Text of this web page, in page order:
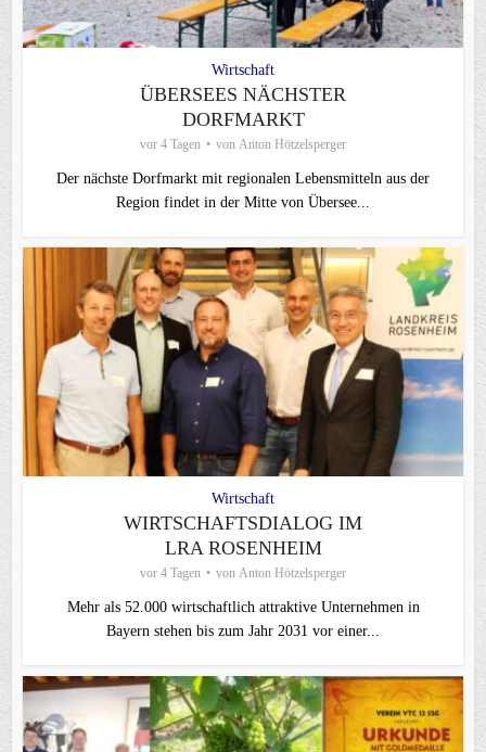
Wirtschaft
ÜBERSEES NÄCHSTER
DORFMARKT
vor 4 Tagen von Anton Hötzelsperger
Der nächste Dorfmarkt mit regionalen Lebensmitteln aus der
Region findet in der Mitte von Übersee...
Wirtschaft
WIRTSCHAFTSDIALOG IM
LRA ROSENHEIM
vor 4 Tagen von Anton Hötzelsperger
Mehr als 52.000 wirtschaftlich attraktive Unternehmen in
Bayern stehen bis zum Jahr 2031 vor einer...